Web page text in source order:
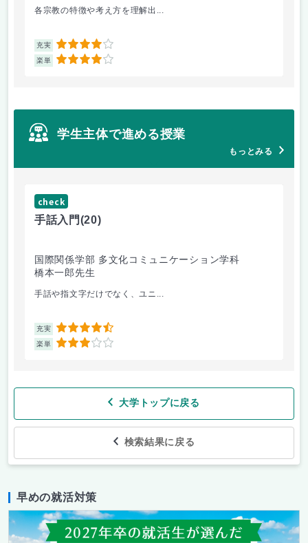
各宗教の特徴や考え方を理解出...
充実 4
楽単 4
学生主体で進める授業
もっとみる
check
手話入門(20)
国際関係学部 多文化コミュニケーション学科
橋本一郎先生
手話や指文字だけでなく、ユニ...
充実 4.5
楽単 3
大学トップに戻る
検索結果に戻る
早めの就活対策